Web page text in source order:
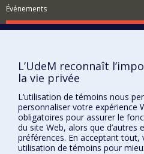
and gardens from
cityscapes; and one on
Renaissance to the
Événements
Comment soutenir le
Plan du site
Signaler une erreur
Accessibilité
FACULTÉ DES ARTS ET DES SCIENCES
Nos départements et écoles
L’UdeM reconnaît
la vie privée
L’utilisation de témoins nous
personnaliser votre expérience
obligatoires pour assurer le
du site Web, alors que d’autres
préférences. En acceptant
utilisation de témoins pour